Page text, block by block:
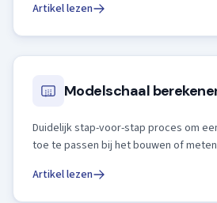
Artikel lezen
Modelschaal
Duidelijk stap-voor-stap proces om
toe te passen bij het bouwen of
Artikel lezen